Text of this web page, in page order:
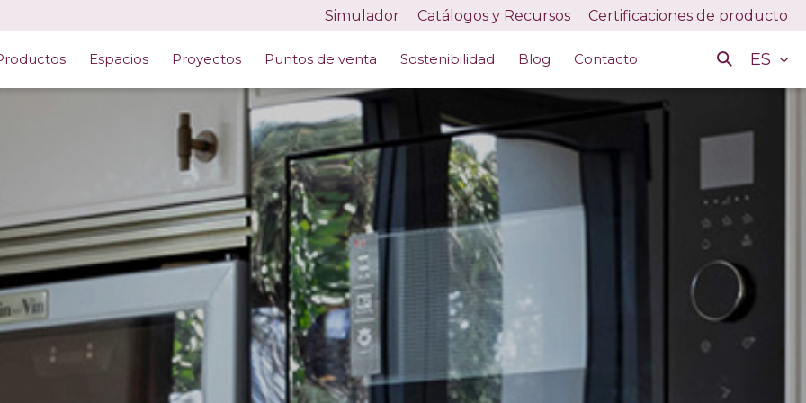
Simulador Catálogos y Recursos Certificaciones de producto
Espacios Proyectos Puntos de venta Sostenibilidad Blog Contacto ES